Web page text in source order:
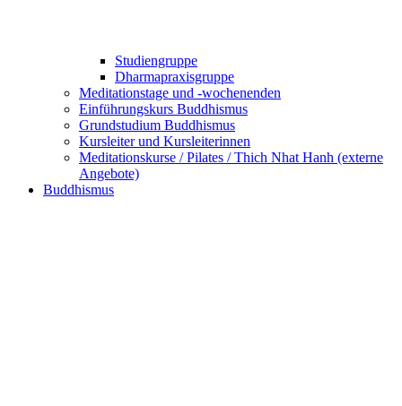
Studiengruppe
Dharmapraxisgruppe
Meditationstage und -wochenenden
Einführungskurs Buddhismus
Grundstudium Buddhismus
Kursleiter und Kursleiterinnen
Meditationskurse / Pilates / Thich Nhat Hanh (externe
Angebote)
Buddhismus